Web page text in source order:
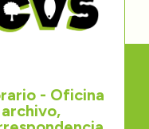
- Oficina